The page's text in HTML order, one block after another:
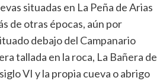
situadas en La Peña de Arias
de otras épocas, aún por
debajo del Campanario
tallada en la roca, La Bañera de
VI y la propia cueva o abrigo